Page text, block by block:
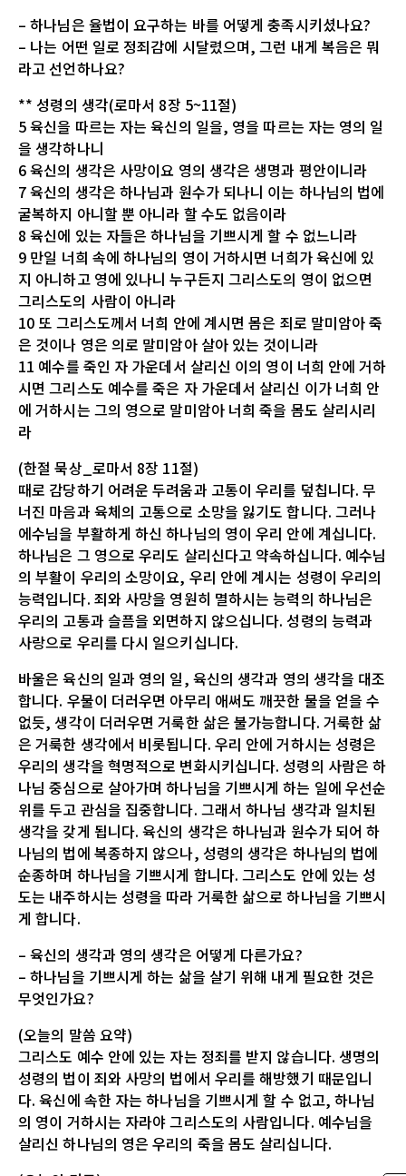
– 하나님은 율법이 요구하는 바를 어떻게 충족시키셨나요?
– 나는 어떤 일로 정죄감에 시달렸으며, 그런 내게 복음은 뭐
라고 선언하나요?
** 성령의 생각(로마서 8장 5~11절)
5 육신을 따르는 자는 육신의 일을, 영을 따르는 자는 영의 일
을 생각하나니
6 육신의 생각은 사망이요 영의 생각은 생명과 평안이니라
7 육신의 생각은 하나님과 원수가 되나니 이는 하나님의 법에
굴복하지 아니할 뿐 아니라 할 수도 없음이라
8 육신에 있는 자들은 하나님을 기쁘시게 할 수 없느니라
9 만일 너희 속에 하나님의 영이 거하시면 너희가 육신에 있
지 아니하고 영에 있나니 누구든지 그리스도의 영이 없으면
그리스도의 사람이 아니라
10 또 그리스도께서 너희 안에 계시면 몸은 죄로 말미암아 죽
은 것이나 영은 의로 말미암아 살아 있는 것이니라
11 예수를 죽인 자 가운데서 살리신 이의 영이 너희 안에 거하
시면 그리스도 예수를 죽은 자 가운데서 살리신 이가 너희 안
에 거하시는 그의 영으로 말미암아 너희 죽을 몸도 살리시리
라
(한절 묵상_로마서 8장 11절)
때로 감당하기 어려운 두려움과 고통이 우리를 덮칩니다. 무
너진 마음과 육체의 고통으로 소망을 잃기도 합니다. 그러나
에수님을 부활하게 하신 하나님의 영이 우리 안에 계십니다.
하나님은 그 영으로 우리도 살리신다고 약속하십니다. 예수님
의 부활이 우리의 소망이요, 우리 안에 계시는 성령이 우리의
능력입니다. 죄와 사망을 영원히 멸하시는 능력의 하나님은
우리의 고통과 슬픔을 외면하지 않으십니다. 성령의 능력과
사랑으로 우리를 다시 일으키십니다.
바울은 육신의 일과 영의 일, 육신의 생각과 영의 생각을 대조
합니다. 우물이 더러우면 아무리 애써도 깨끗한 물을 얻을 수
없듯, 생각이 더러우면 거룩한 삶은 불가능합니다. 거룩한 삶
은 거룩한 생각에서 비롯됩니다. 우리 안에 거하시는 성령은
우리의 생각을 혁명적으로 변화시키십니다. 성령의 사람은 하
나님 중심으로 살아가며 하나님을 기쁘시게 하는 일에 우선순
위를 두고 관심을 집중합니다. 그래서 하나님 생각과 일치된
생각을 갖게 됩니다. 육신의 생각은 하나님과 원수가 되어 하
나님의 법에 복종하지 않으나, 성령의 생각은 하나님의 법에
순종하며 하나님을 기쁘시게 합니다. 그리스도 안에 있는 성
도는 내주하시는 성령을 따라 거룩한 삶으로 하나님을 기쁘시
게 합니다.
– 육신의 생각과 영의 생각은 어떻게 다른가요?
– 하나님을 기쁘시게 하는 삶을 살기 위해 내게 필요한 것은
무엇인가요?
(오늘의 말씀 요약)
그리스도 예수 안에 있는 자는 정죄를 받지 않습니다. 생명의
성령의 법이 죄와 사망의 법에서 우리를 해방했기 때문입니
다. 육신에 속한 자는 하나님을 기쁘시게 할 수 없고, 하나님
의 영이 거하시는 자라야 그리스도의 사람입니다. 예수님을
살리신 하나님의 영은 우리의 죽을 몸도 살리십니다.